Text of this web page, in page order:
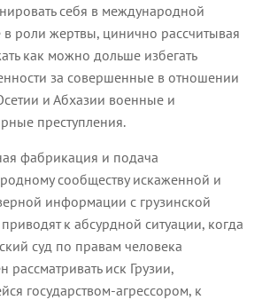
себя в международной
в роли жертвы, цинично рассчитывая
как можно дольше избегать
за совершенные в отношении
и Абхазии военные и
преступления.
фабрикация и подача
сообществу искаженной и
информации с грузинской
к абсурдной ситуации, когда
суд по правам человека
рассматривать иск Грузии,
государством-агрессором, к